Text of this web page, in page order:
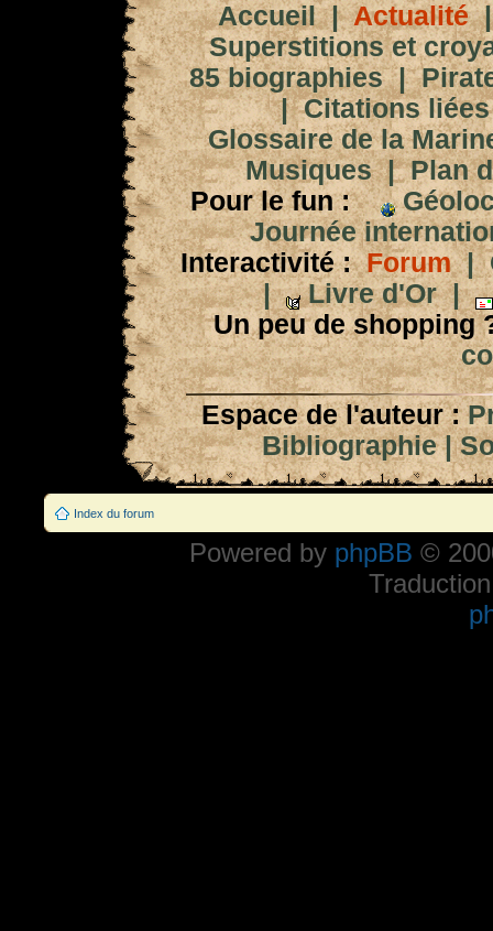
Accueil|Actualité
Superstitions et
85 biographies|
|Citations
Glossaire de la
Musiques|Plan
Pour le fun :
Journée
Interactivité : Forum|
|
Livre d'Or|
Un peu de shopping
Espace de l'auteur :
Bibliographie|
Index du forum
Powered by phpBB ©